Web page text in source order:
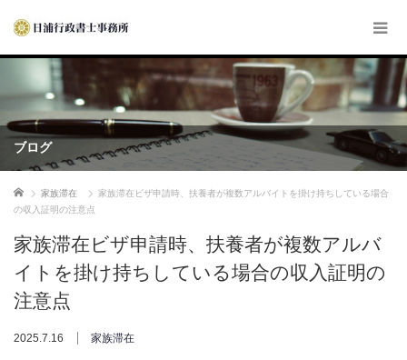
ブログ
ホーム 家族滞在
家族滞在ビザ申請時、扶養者が複数アルバイトを掛け持ちしている場合
の収入証明の注意点
家族滞在ビザ申請時、扶養者が複数アルバ
イトを掛け持ちしている場合の収入証明の
注意点
2025.7.16 家族滞在